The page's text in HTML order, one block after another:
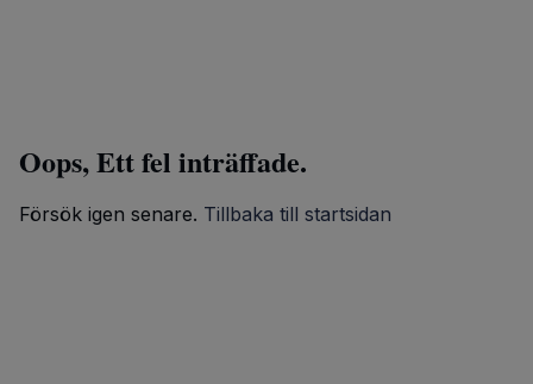
Oops, Ett fel inträffade.
Försök igen senare. Tillbaka till startsidan